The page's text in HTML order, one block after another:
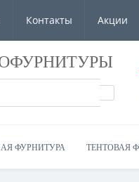
Контакты Акции
ФУРНИТУРА ТЕНТОВАЯ